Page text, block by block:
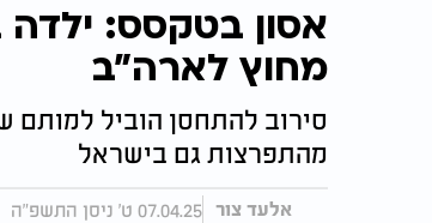
מחוץ לארה"ב
סירוב להתחסן הוביל
מהתפרצות גם בישראל
אלעד צור 07.04.25 ט' ניסן התשפ"ה